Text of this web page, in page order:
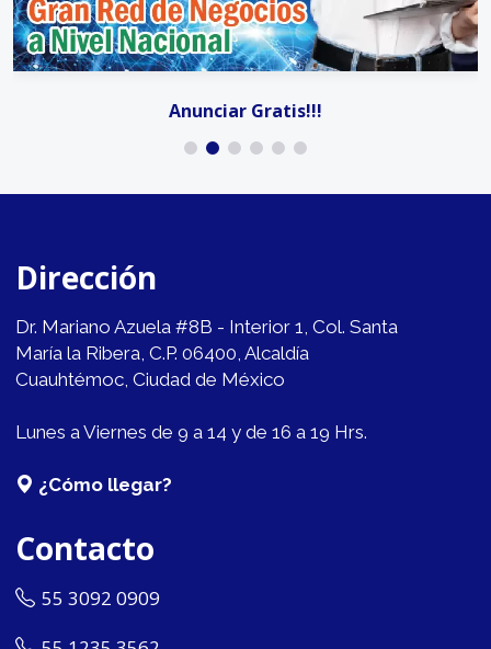
Anunciar Gratis!!!
Dirección
Dr. Mariano Azuela #8B - Interior 1, Col. Santa
María la Ribera, C.P. 06400, Alcaldía
Cuauhtémoc, Ciudad de México
Lunes a Viernes de 9 a 14 y de 16 a 19 Hrs.
¿Cómo llegar?
Contacto
55 3092 0909